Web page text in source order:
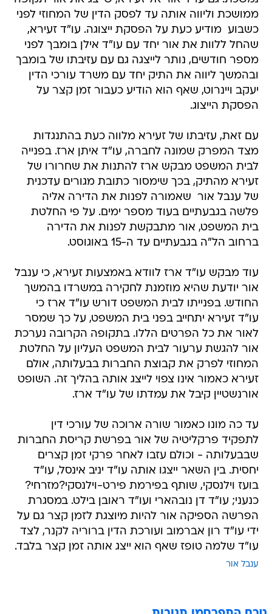
ממושכת וליווה אותה עד לפסק הדין של המחוזי לפני
כשבוע  מודיע כעת על הפסקת ייצוגה. עו"ד זעירא,
שהחל ללוות את אור יחד עם עו"ד אילן בומבך לפני
מספר חודשים, נותר לייצגה גם עם עזיבתו של בומבך
ובהמשך ליווה את התיק יחד עם משרד עורכי הדין
יעקב ויינרוט, שאף הוא הודיע כעבור זמן קצר על
הפסקת הייצוג.
עם זאת, עזיבתו של זעירא מלווה כעת בהתנגדות
מצד המפרק שמונה לחברה, עו"ד איתן ארז. בפנייה
לבית המשפט מבקש ארז להתנות את שחרורו של
זעירא מהתיק, בכך שימסור כתובת מגורים עדכנית
של ענבל אור  שאמורה לפנות את הדירה אליה
פלשה בגבעתיים בעוד מספר ימים. על פי החלטת
בית המשפט, אור מתבקשת לפנות את הדירה
ברחוב הל"ה בגבעתיים עד ה-15 באוגוסט.
עוד מבקש עו"ד ארז לוודא באמצעות זעירא, כי ענבל
אור יודעת שהיא מוזמנת לחקירה במשרדו בהמשך
החודש. בפנייתו לבית המשפט דורש עו"ד ארז כי
עו"ד זעירא יתחייב בפני בית המשפט, על כך שמסר
לאור את כל הפרטים הללו. בתקופה הקרובה נערכת
אור להגשת ערעור לבית המשפט העליון על החלטת
המחוזי לפרק את קבוצת החברות בבעלותה, אולם
זעירא כאמור אינו צפוי לייצג אותה בהליך זה. השופט
אורנשטיין קיבל את עמדתו של עו"ד ארז.
עד כה מונו כאמור שורה ארוכה של עורכי דין
לתפקיד פרקליטיה של אור בפרשת קריסת החברות
שבבעלותה - וכולם עזבו לאחר פרקי זמן קצרים
יחסית. בין השאר ייצגו אותה עו"ד יניב אינסל, עו"ד
בועז וילנסקי, שותף בפירמת פירט-וילנסקי?מזרחי?
כנעני; עו"ד דן נובהארי ועו"ד ראובן בילט. במסגרת
הפרשה הספיקה אור להיות מיוצגת לזמן קצר גם על
ידי עו"ד רון אברמוב ועורכת הדין ברוריה לקנר, לצד
עו"ד שלמה טופז שאף הוא ייצג אותה זמן קצר בלבד.
ענבל אור